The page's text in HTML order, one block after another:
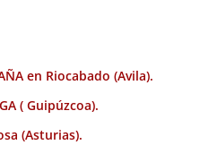
en Riocabado (Avila).
( Guipúzcoa).
(Asturias).